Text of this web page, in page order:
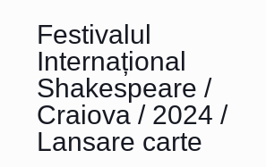
Festivalul
Internațional
Shakespeare /
Craiova / 2024 /
Lansare carte